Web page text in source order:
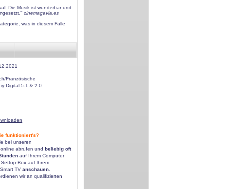
Die Musik ist wunderbar und
cinemagavia.es
was in diesem Falle
Französische
Digital 5.1 & 2.0
funktioniert's?
bei unseren
abrufen und beliebig oft
auf Ihrem Computer
Box auf Ihrem
TV anschauen
wir an qualifizierten